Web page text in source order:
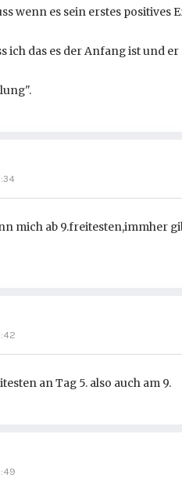
wenn es sein erstes positives
ich das es der Anfang ist und
mich ab 9.freitesten,immher
an Tag 5. also auch am 9.